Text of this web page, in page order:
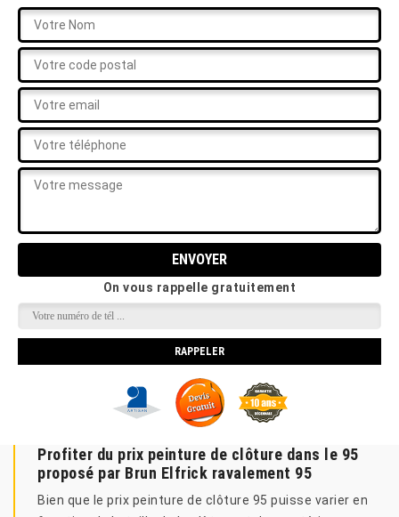
On vous rappelle gratuitement
Profiter du prix peinture de clôture dans le 95
proposé par Brun Elfrick ravalement 95
Bien que le prix peinture de clôture 95 puisse varier en